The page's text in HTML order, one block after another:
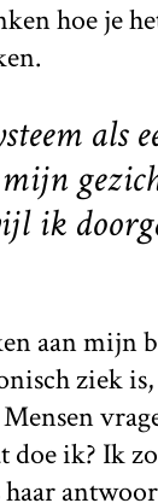
hoe je
als
ik
aan mijn
ziek
doe ik? Ik
haar